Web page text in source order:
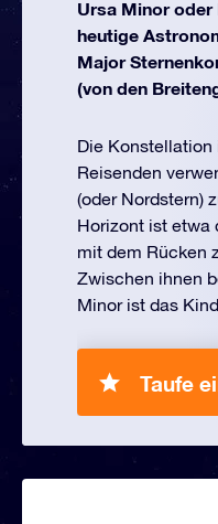
Ursa Minor
heutige
Major
(von den
Die
Reisenden
(oder Nordstern)
Horizont ist etwa
mit dem Rücken
Zwischen ihnen
Minor ist das
Taufe